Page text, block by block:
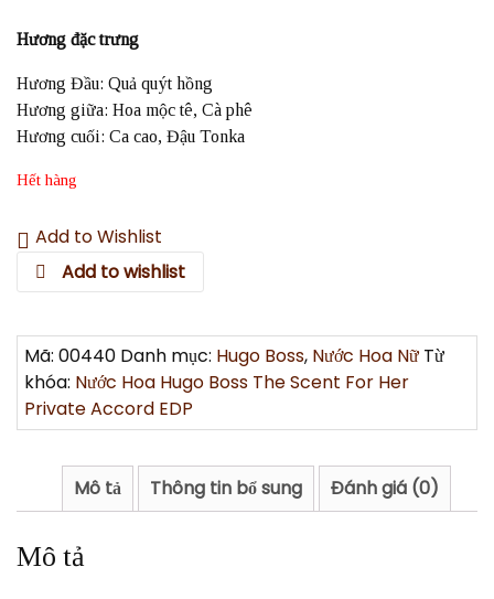
Hương đặc trưng
Hương Đầu: Quả quýt hồng
Hương giữa: Hoa mộc tê, Cà phê
Hương cuối: Ca cao, Đậu Tonka
Hết hàng
Add to Wishlist
Add to wishlist
Mã: 00440 Danh mục: Hugo Boss, Nước Hoa Nữ Từ
khóa: Nước Hoa Hugo Boss The Scent For Her
Private Accord EDP
Mô tả Thông tin bổ sung Đánh giá (0)
Mô tả